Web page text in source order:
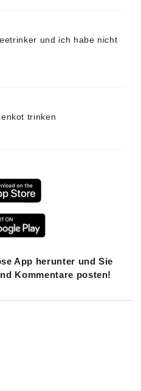
und ich habe nicht
trinken
App herunter und Sie
Kommentare posten!